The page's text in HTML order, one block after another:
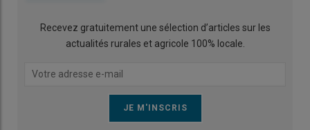
Recevez gratuitement une sélection d’articles sur les
actualités rurales et agricole 100% locale.